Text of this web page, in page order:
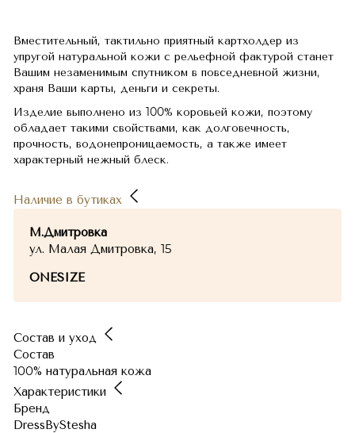
Вместительный, тактильно приятный картхолдер из
упругой натуральной кожи с рельефной фактурой станет
Вашим незаменимым спутником в повседневной жизни,
храня Ваши карты, деньги и секреты.
Изделие выполнено из 100% коровьей кожи, поэтому
обладает такими свойствами, как долговечность,
прочность, водонепроницаемость, а также имеет
характерный нежный блеск.
Наличие в бутиках
М.Дмитровка
ул. Малая Дмитровка, 15
ONESIZE
Состав и уход
Состав
100% натуральная кожа
Характеристики
Бренд
DressByStesha